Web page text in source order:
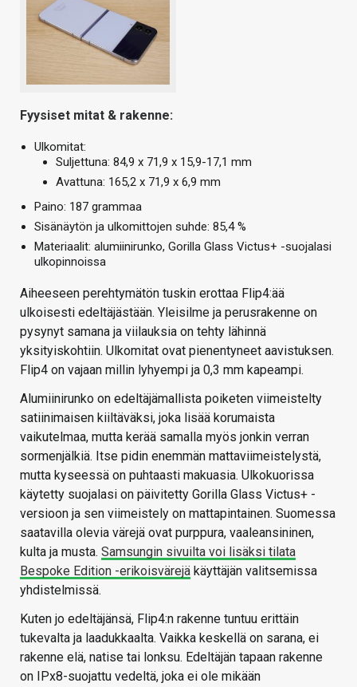
Fyysiset mitat & rakenne:
Ulkomitat:
Suljettuna: 84,9 x 71,9 x 15,9-17,1 mm
Avattuna: 165,2 x 71,9 x 6,9 mm
Paino: 187 grammaa
Sisänäytön ja ulkomittojen suhde: 85,4 %
Materiaalit: alumiinirunko, Gorilla Glass Victus+ -suojalasi
ulkopinnoissa
Aiheeseen perehtymätön tuskin erottaa Flip4:ää
ulkoisesti edeltäjästään. Yleisilme ja perusrakenne on
pysynyt samana ja viilauksia on tehty lähinnä
yksityiskohtiin. Ulkomitat ovat pienentyneet aavistuksen.
Flip4 on vajaan millin lyhyempi ja 0,3 mm kapeampi.
Alumiinirunko on edeltäjämallista poiketen viimeistelty
satiinimaisen kiiltäväksi, joka lisää korumaista
vaikutelmaa, mutta kerää samalla myös jonkin verran
sormenjälkiä. Itse pidin enemmän mattaviimeistelystä,
mutta kyseessä on puhtaasti makuasia. Ulkokuorissa
käytetty suojalasi on päivitetty Gorilla Glass Victus+ -
versioon ja sen viimeistely on mattapintainen. Suomessa
saatavilla olevia värejä ovat purppura, vaaleansininen,
kulta ja musta. Samsungin sivuilta voi lisäksi tilata
Bespoke Edition -erikoisvärejä käyttäjän valitsemissa
yhdistelmissä.
Kuten jo edeltäjänsä, Flip4:n rakenne tuntuu erittäin
tukevalta ja laadukkaalta. Vaikka keskellä on sarana, ei
rakenne elä, natise tai lonksu. Edeltäjän tapaan rakenne
on IPx8-suojattu vedeltä, joka ei ole mikään